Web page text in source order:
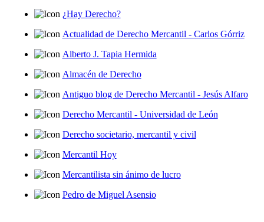
¿Hay Derecho?
Actualidad de Derecho Mercantil - Carlos Górriz
Alberto J. Tapia Hermida
Almacén de Derecho
Antiguo blog de Derecho Mercantil - Jesús Alfaro
Derecho Mercantil - Universidad de León
Derecho societario, mercantil y civil
Mercantil Hoy
Mercantilista sin ánimo de lucro
Pedro de Miguel Asensio